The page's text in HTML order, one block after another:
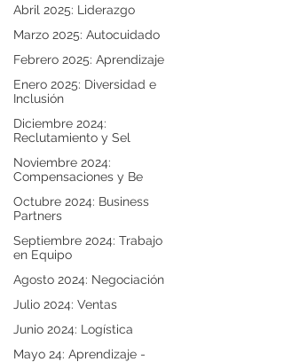
Abril 2025: Liderazgo
Marzo 2025: Autocuidado
Febrero 2025: Aprendizaje
Enero 2025: Diversidad e
Inclusión
Diciembre 2024:
Reclutamiento y Sel
Noviembre 2024:
Compensaciones y Be
Octubre 2024: Business
Partners
Septiembre 2024: Trabajo
en Equipo
Agosto 2024: Negociación
Julio 2024: Ventas
Junio 2024: Logística
Mayo 24: Aprendizaje -
Adistra
Mejores personas, mejores resultados
Síguenos en LinkedIn
+56 (2) 2231 3512
+56 (2) 2251 6231
​Las Urbinas 165, of. 302, Providencia
Santiago, Chile
Menú
Quienes Somos
Capacitación
Selección